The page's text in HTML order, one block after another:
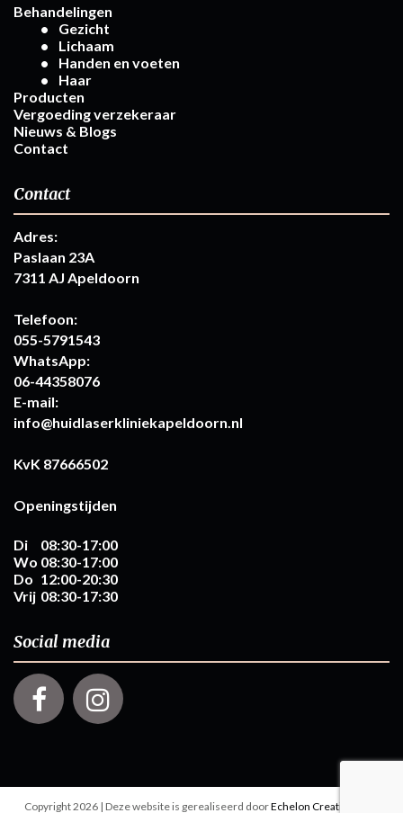
Behandelingen
Gezicht
Lichaam
Handen en voeten
Haar
Producten
Vergoeding verzekeraar
Nieuws & Blogs
Contact
Contact
Adres:
Paslaan 23A
7311 AJ Apeldoorn
Telefoon:
055-5791543
WhatsApp:
06-44358076
E-mail:
info@huidlaserkliniekapeldoorn.nl
KvK 87666502
Openingstijden
Di
08:30-17:00
Wo 08:30-17:00
Do 12:00-20:30
Vrij 08:30-17:30
Social media
Copyright 2026 | Deze website is gerealiseerd doorEchelon Creations